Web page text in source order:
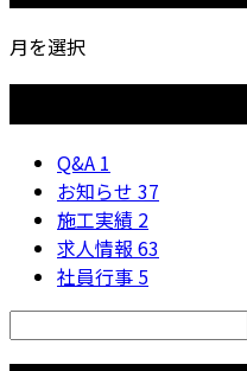
月を選択
Q&A 1
お知らせ 37
施工実績 2
求人情報 63
社員行事 5